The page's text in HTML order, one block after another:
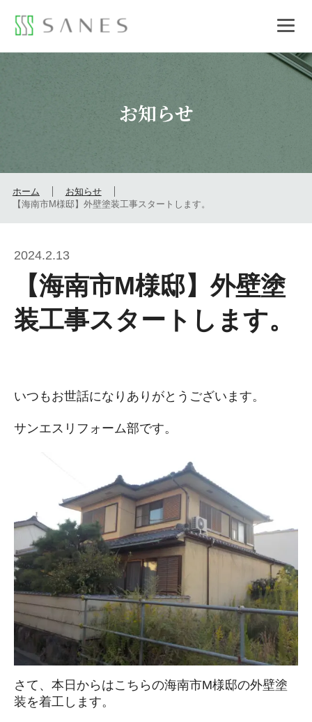
お知らせ
ホーム
お知らせ
【海南市M様邸】外壁塗装工事スタートします。
2024.2.13
【海南市M様邸】外壁塗
装工事スタートします。
いつもお世話になりありがとうございます。
サンエスリフォーム部です。
さて、本日からはこちらの海南市M様邸の外壁塗
装を着工します。